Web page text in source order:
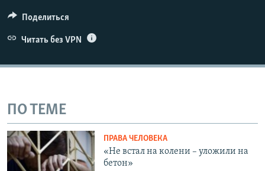
Поделиться
Читать без VPN
ПО ТЕМЕ
ПРАВА ЧЕЛОВЕКА
«Не встал на колени – уложили на
бетон»